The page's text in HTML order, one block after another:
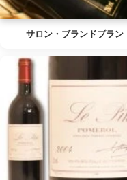
サロン・ブランドブラン